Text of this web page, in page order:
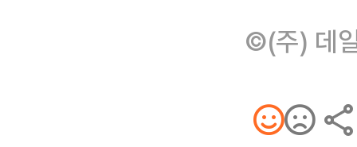
©(주) 데